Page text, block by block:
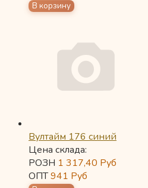
Вултайм 176 синий
Цена склада:
РОЗН 1 317,40 Руб
ОПТ941 Руб